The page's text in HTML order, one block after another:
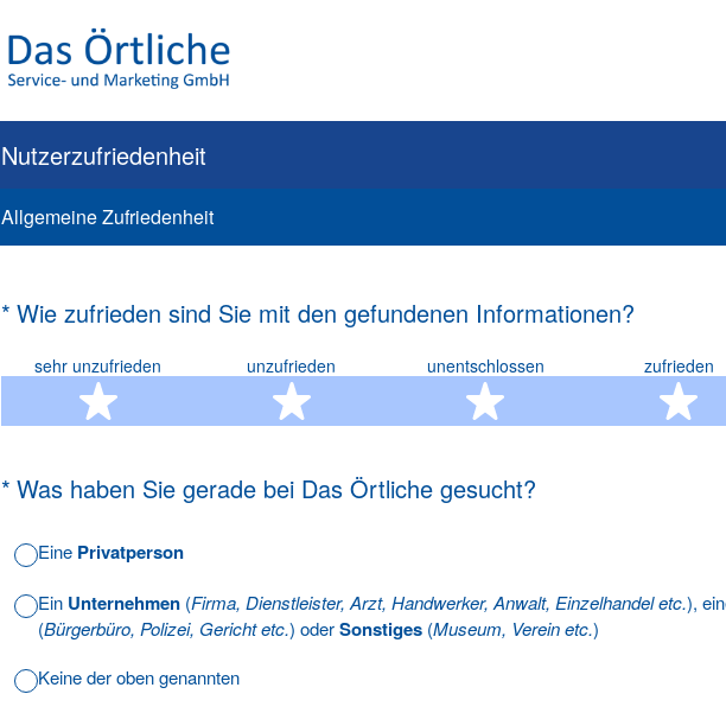
Nutzerzufriedenheit
Allgemeine Zufriedenheit
* Wie zufrieden sind Sie mit den gefundenen Informationen?
(Erforderlich.)
sehr unzufrieden
1 Stern
unzufrieden
2 Sterne
unentschlossen
3 Sterne
zufrieden
4
* Was haben Sie gerade bei Das Örtliche gesucht?
(Erforderlich.)
Eine Privatperson
Ein Unternehmen (Firma, Dienstleister, Arzt, Handwerker, Anwalt, Einzelhandel etc.),
(Bürgerbüro, Polizei, Gericht etc.) oderSonstiges (Museum, Verein etc.)
Keine der oben genannten